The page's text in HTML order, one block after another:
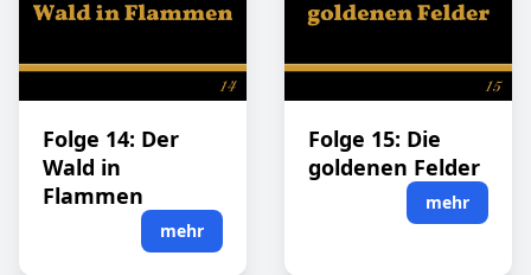
Folge 14: Der
Wald in
Flammen
mehr
Folge 15: Die
goldenen Felder
mehr